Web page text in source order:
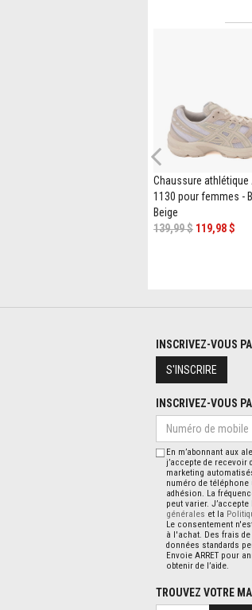
Previous
Chaussure athlétique
1130 pour femmes -
Beige
139,99 $ 119,98 $
INSCRIVEZ-VOUS
S'INSCRIRE
INSCRIVEZ-VOUS
En m’abonnant aux
j’accepte de recevoir
marketing
numéro de
adhésion. La
peut varier. J’accepte
générales et la
Le consentement
à l'achat. Des frais
données standards
Envoie ARRET pour
obtenir de l’aide.
TROUVEZ VOTRE